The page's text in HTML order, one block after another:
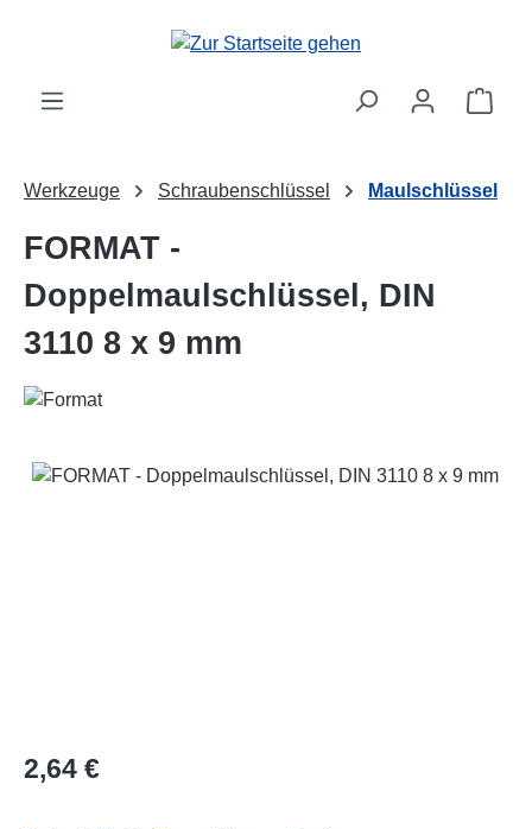
Zum Hauptinhalt springen
Werkzeuge Schraubenschlüssel Maulschlüssel
FORMAT -
Doppelmaulschlüssel, DIN
3110 8 x 9 mm
Bildergalerie überspringen
Regulärer Preis:
2,64 €